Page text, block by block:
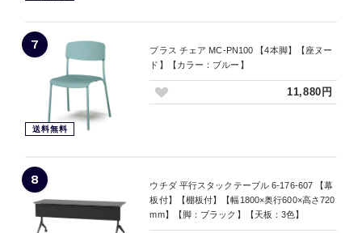
7
送料無料
プラス チェア MC-PN100 【4本脚】【座ヌー
ド】【カラー：ブルー】
11,880円
8
ウチダ 平行スタックテーブル 6-176-607 【幕
板付】【棚板付】【幅1800×奥行600×高さ720
mm】【脚：ブラック】【天板：3色】